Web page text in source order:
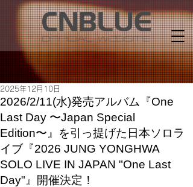
2026/2/11(水)発売アルバム『One
Last Day 〜Japan Special
Edition〜』を引っ提げた日本ソロラ
イブ『2026 JUNG YONGHWA
SOLO LIVE IN JAPAN "One Last
Day"』開催決定！
2025年12月10日